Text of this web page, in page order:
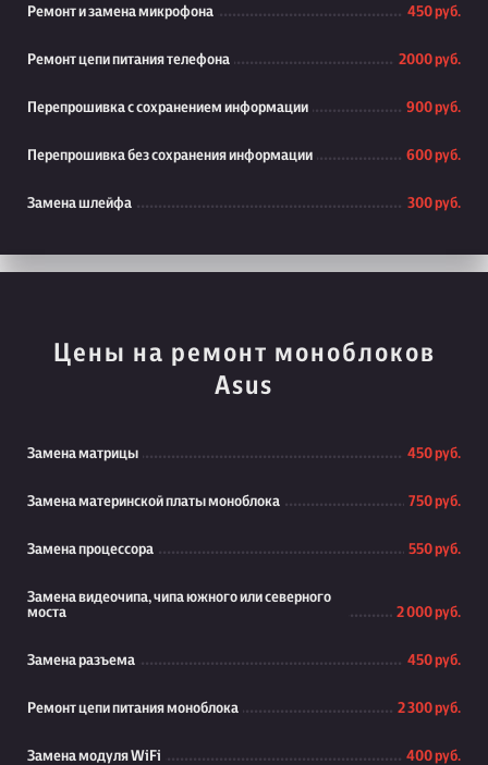
Ремонт и замена микрофона 450 руб.
Ремонт цепи питания телефона 2000 руб.
Перепрошивка с сохранением информации 900 руб.
Перепрошивка без сохранения информации 600 руб.
Замена шлейфа 300 руб.
Цены на ремонт моноблоков
Asus
Замена матрицы 450 руб.
Замена материнской платы моноблока 750 руб.
Замена процессора 550 руб.
Замена видеочипа, чипа южного или северного
моста
2 000 руб.
Замена разъема 450 руб.
Ремонт цепи питания моноблока 2 300 руб.
Замена модуля WiFi 400 руб.